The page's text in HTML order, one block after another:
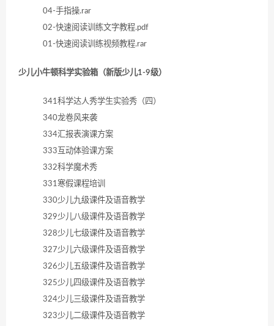
04-手指操.rar
02-快速阅读训练文字教程.pdf
01-快速阅读训练视频教程.rar
少儿小牛顿科学实验箱（新版少儿1-9级）
341科学达人秀学生实验秀（四）
340龙卷风来袭
334汇报表演课方案
333互动体验课方案
332科学魔术秀
331寒假课程培训
330少儿九级课件及语音教学
329少儿八级课件及语音教学
328少儿七级课件及语音教学
327少儿六级课件及语音教学
326少儿五级课件及语音教学
325少儿四级课件及语音教学
324少儿三级课件及语音教学
323少儿二级课件及语音教学